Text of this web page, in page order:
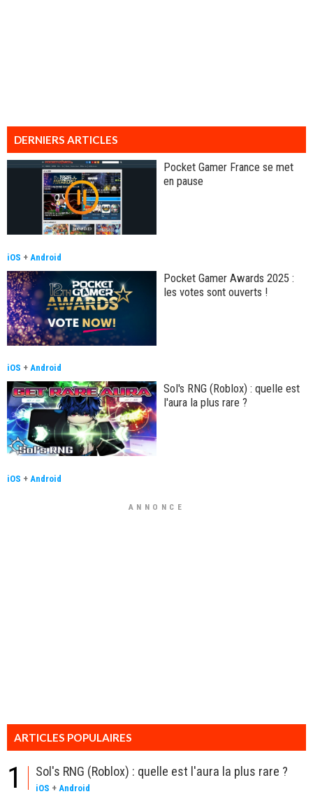
DERNIERS ARTICLES
Pocket Gamer France se met
en pause
iOS + Android
Pocket Gamer Awards 2025 :
les votes sont ouverts !
iOS + Android
Sol's RNG (Roblox) : quelle est
l'aura la plus rare ?
iOS + Android
ANNONCE
ARTICLES POPULAIRES
1 Sol's RNG (Roblox) : quelle est l'aura la plus rare ?
iOS + Android